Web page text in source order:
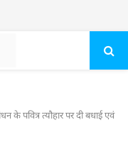
के पवित्र त्यौहार पर दी बधाई एवं